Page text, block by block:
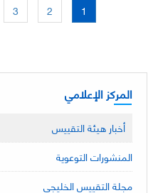
1
2
3
المركز الإعلامي
أخبار هيئة التقييس
المنشورات التوعوية
مجلة التقييس الخليجي